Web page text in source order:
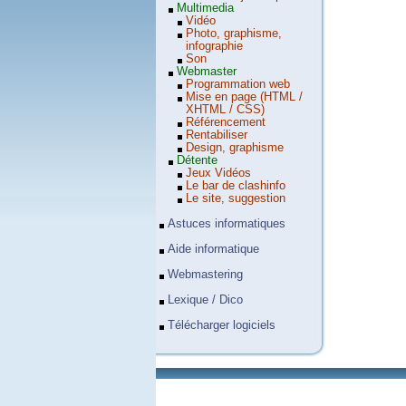
Multimedia
Vidéo
Photo, graphisme,
infographie
Son
Webmaster
Programmation web
Mise en page (HTML /
XHTML / CSS)
Référencement
Rentabiliser
Design, graphisme
Détente
Jeux Vidéos
Le bar de clashinfo
Le site, suggestion
Astuces informatiques
Aide informatique
Webmastering
Lexique / Dico
Télécharger logiciels